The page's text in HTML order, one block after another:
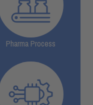
Pharma Process